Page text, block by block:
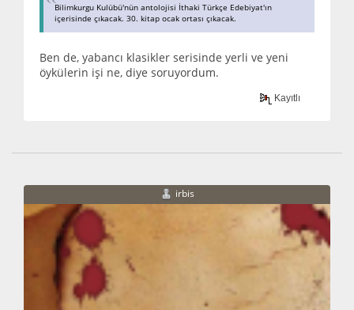
Bilimkurgu Kulübü'nün antolojisi İthaki Türkçe Edebiyat'ın
içerisinde çıkacak. 30. kitap ocak ortası çıkacak.
Ben de, yabancı klasikler serisinde yerli ve yeni
öykülerin işi ne, diye soruyordum.
Kayıtlı
irbis